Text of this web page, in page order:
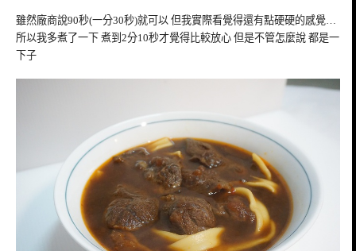
雖然廠商說90秒(一分30秒)就可以 但我實際看覺得還有點硬硬的感覺…
所以我多煮了一下 煮到2分10秒才覺得比較放心 但是不管怎麼說 都是一
下子